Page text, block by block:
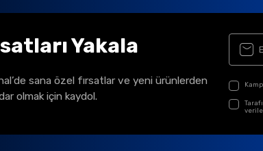
Yakala
sana özel fırsatlar ve yeni ürünlerden
olmak için kaydol.